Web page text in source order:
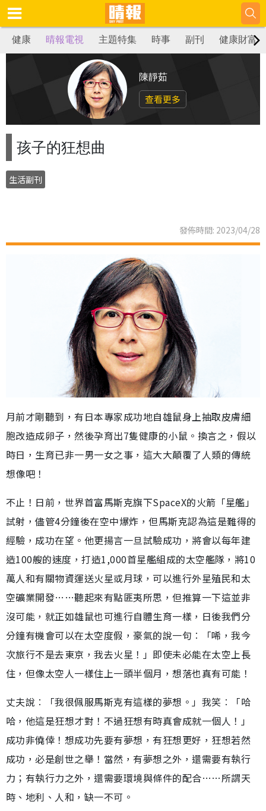
健康 晴報電視 主題特集 時事 副刊 健康財富
陳靜茹
查看更多
孩子的狂想曲
生活副刊
發佈時間: 2023/04/28
月前才剛聽到，有日本專家成功地自雄鼠身上抽取皮膚細
胞改造成卵子，然後孕育出7隻健康的小鼠。換言之，假以
時日，生育已非一男一女之事，這大大顛覆了人類的傳統
想像吧！
不止！日前，世界首富馬斯克旗下SpaceX的火箭「星艦」
試射，儘管4分鐘後在空中爆炸，但馬斯克認為這是難得的
經驗，成功在望。他更揚言一旦試驗成功，將會以每年建
造100艘的速度，打造1,000首星艦組成的太空艦隊，將10
萬人和有關物資運送火星或月球，可以進行外星殖民和太
空礦業開發……聽起來有點匪夷所思，但推算一下這並非
沒可能，就正如雄鼠也可進行自體生育一樣，日後我們分
分鐘有機會可以在太空度假，豪氣的說一句︰「唏，我今
次旅行不是去東京，我去火星！」即使未必能在太空上長
住，但像太空人一樣住上一頭半個月，想落也真有可能！
丈夫說︰「我很佩服馬斯克有這樣的夢想。」我笑︰「哈
哈，他這是狂想才對！不過狂想有時真會成就一個人！」
成功非僥倖！想成功先要有夢想，有狂想更好，狂想若然
成功，必是創世之舉！當然，有夢想之外，還需要有執行
力；有執行力之外，還需要環境與條件的配合……所謂天
時、地利、人和，缺一不可。